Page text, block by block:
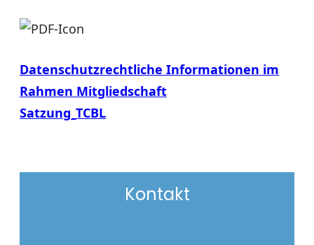
Datenschutzrechtliche Informationen im
Rahmen Mitgliedschaft
Satzung_TCBL
Kontakt